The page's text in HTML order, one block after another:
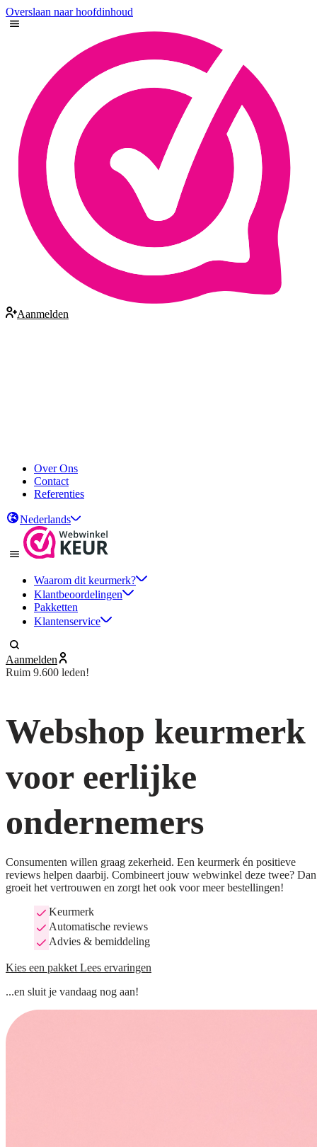
Overslaan naar hoofdinhoud
Aanmelden
Over Ons
Contact
Referenties
Nederlands
Waarom dit keurmerk?
Klantbeoordelingen
Pakketten
Klantenservice
Aanmelden
Ruim 9.600 leden!
Webshop keurmerk
voor eerlijke
ondernemers
Consumenten willen graag zekerheid. Een keurmerk én positieve
reviews helpen daarbij. Combineert jouw webwinkel deze twee? Dan
groeit het vertrouwen en zorgt het ook voor meer bestellingen!
Keurmerk
Automatische reviews
Advies & bemiddeling
Kies een pakket Lees ervaringen
...en sluit je vandaag nog aan!